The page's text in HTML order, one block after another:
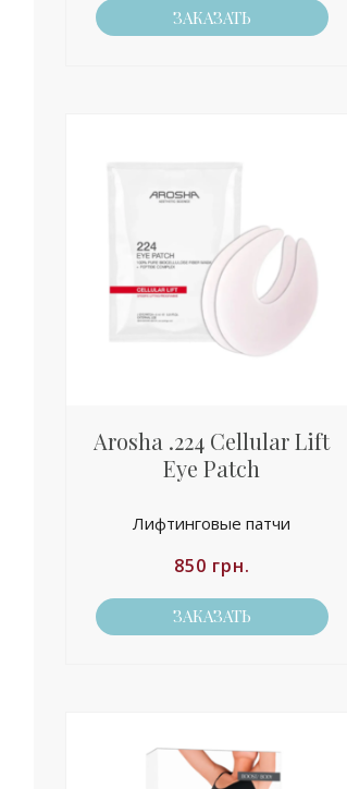
ЗАКАЗАТЬ
Arosha .224 Cellular Lift
Eye Patch
Лифтинговые патчи
850 грн.
ЗАКАЗАТЬ